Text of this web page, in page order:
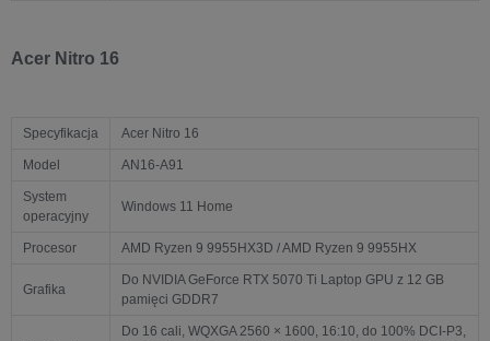
Acer Nitro 16
Specyfikacja Acer Nitro 16
Model AN16-A91
System
operacyjny
Windows 11 Home
Procesor AMD Ryzen 9 9955HX3D / AMD Ryzen 9 9955HX
Grafika
Do NVIDIA GeForce RTX 5070 Ti Laptop GPU z 12 GB
pamięci GDDR7
Do 16 cali, WQXGA 2560 × 1600, 16:10, do 100% DCI-P3,